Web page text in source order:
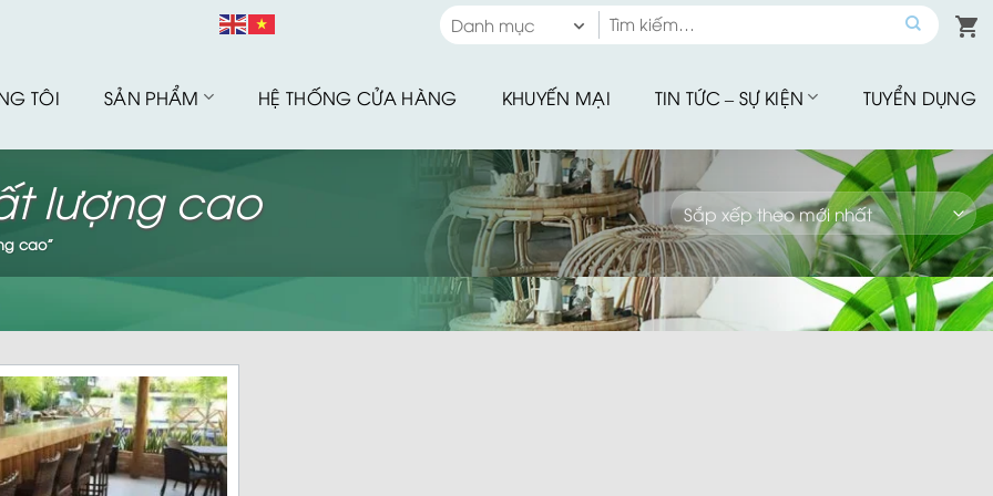
Danh mục
Bàn Ghế Quầy Bar
Bàn Ghế Sân Vườn
Bộ Sưu Tập
Bàn Ghế Ăn Ngoài Trời
Sofa Mây Nhựa
Bàn Ghế Ban Công
Bàn Ghế Cafe
Tìm
kiếm:
TÔI SẢN PHẨM HỆ THỐNG CỬA HÀNG KHUYẾN MẠI TIN TỨC – SỰ KIỆN TUYỂN DỤNG
lượng cao
cao”